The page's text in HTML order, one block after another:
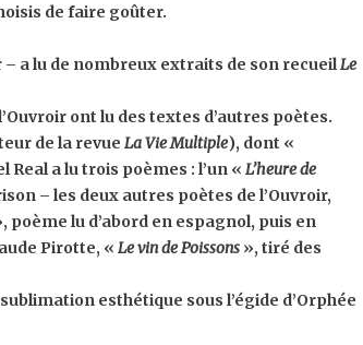
de faire goûter.
a lu de nombreux extraits de son recueil Le
ont lu des textes d’autres poètes.
de la revue La Vie Multiple), dont «
a lu trois poèmes : l’un « L’heure de
– les deux autres poètes de l’Ouvroir,
poème lu d’abord en espagnol, puis en
Pirotte, « Le vin de Poissons», tiré des
esthétique sous l’égide d’Orphée